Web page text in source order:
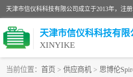
天津市信仪科科技有限
XINYIKE
当前位置： 首页 > 供应商机 > 思博伦